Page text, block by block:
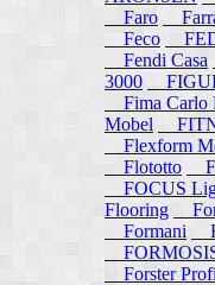
Faro
Feco
Fendi Casa
3000
Fima Carlo
Mobel
Flexform
Flototto
FOCUS
Flooring
Formani
Forster